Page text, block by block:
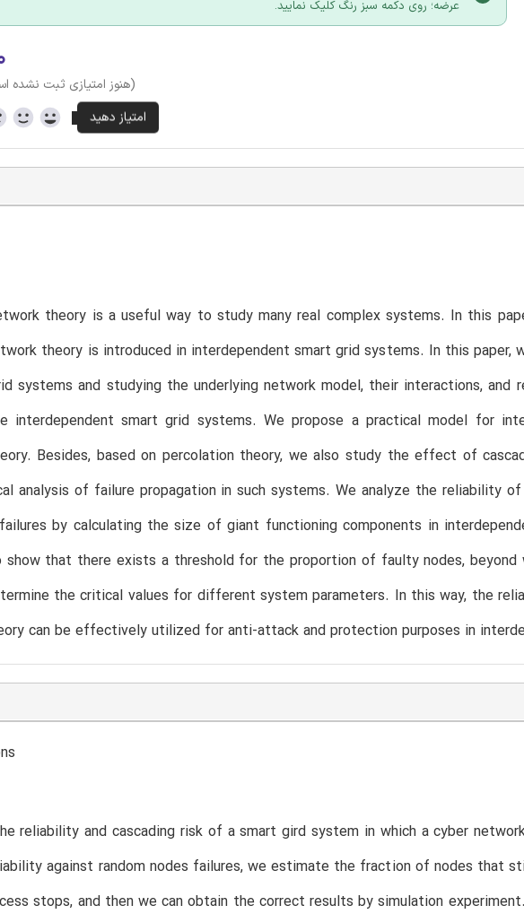
عرضه؛ روی دکمه سبز رنگ کلیک نمایید.
(هنوز امتیازی ثبت نشده
theory is a useful way to study many real complex systems. In this
theory is introduced in interdependent smart grid systems. In this paper,
systems and studying the underlying network model, their interactions, and
interdependent smart grid systems. We propose a practical model for
Besides, based on percolation theory, we also study the effect of
analysis of failure propagation in such systems. We analyze the reliability
by calculating the size of giant functioning components in
show that there exists a threshold for the proportion of faulty nodes, beyond
the critical values for different system parameters. In this way, the
can be effectively utilized for anti-attack and protection purposes in
reliability and cascading risk of a smart gird system in which a cyber
against random nodes failures, we estimate the fraction of nodes that
stops, and then we can obtain the correct results by simulation